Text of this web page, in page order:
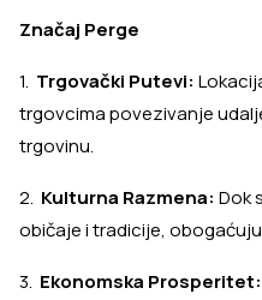
Značaj Perge
1. Trgovački Putevi:
trgovcima povezivanje
trgovinu.
2. Kulturna Razmena: Dok
običaje i tradicije,
3. Ekonomska Prosperitet: